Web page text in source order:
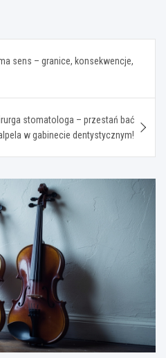
sens – granice, konsekwencje,
stomatologa – przestań bać
w gabinecie dentystycznym!